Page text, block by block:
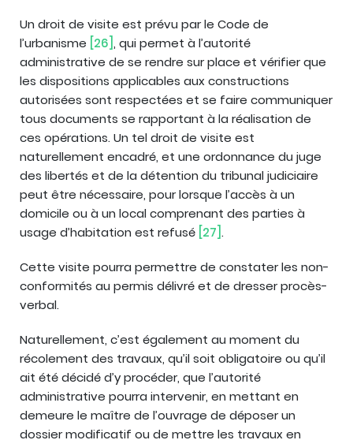
Un droit de visite est prévu par le Code de
l’urbanisme [26] , qui permet à l’autorité
administrative de se rendre sur place et vérifier que
les dispositions applicables aux constructions
autorisées sont respectées et se faire communiquer
tous documents se rapportant à la réalisation de
ces opérations. Un tel droit de visite est
naturellement encadré, et une ordonnance du juge
des libertés et de la détention du tribunal judiciaire
peut être nécessaire, pour lorsque l’accès à un
domicile ou à un local comprenant des parties à
usage d’habitation est refusé [27] .
Cette visite pourra permettre de constater les non-
conformités au permis délivré et de dresser procès-
verbal.
Naturellement, c’est également au moment du
récolement des travaux, qu’il soit obligatoire ou qu’il
ait été décidé d’y procéder, que l’autorité
administrative pourra intervenir, en mettant en
demeure le maître de l’ouvrage de déposer un
dossier modificatif ou de mettre les travaux en